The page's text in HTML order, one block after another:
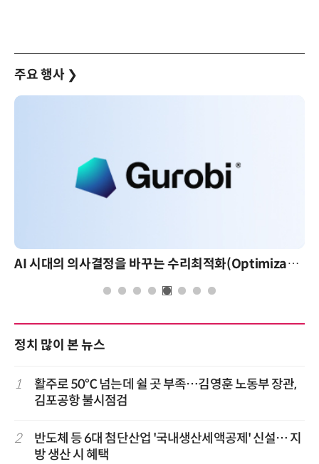
주요 행사 ❯
AI 시대의 의사결정을 바꾸는 수리최적화(Optimization): 실제 산업 적용 사례와 활용 전략
정치 많이 본 뉴스
1
활주로 50℃ 넘는데 쉴 곳 부족…김영훈 노동부 장관,
김포공항 불시점검
2
반도체 등 6대 첨단산업 '국내생산세액공제' 신설… 지
방 생산 시 혜택